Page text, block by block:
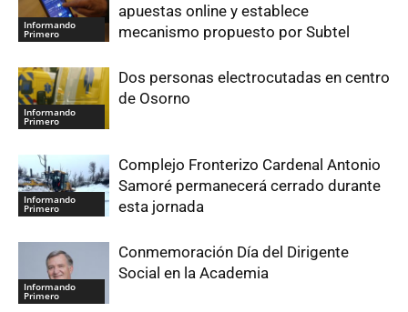
Informando
Primero
apuestas online y establece
mecanismo propuesto por Subtel
Informando
Primero
Dos personas electrocutadas en centro
de Osorno
Informando
Primero
Complejo Fronterizo Cardenal Antonio
Samoré permanecerá cerrado durante
esta jornada
Informando
Primero
Conmemoración Día del Dirigente
Social en la Academia